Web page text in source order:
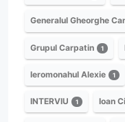
Generalul Gheorghe
Grupul Carpatin 1
Ieromonahul Alexie 1
INTERVIU 1 Ioan